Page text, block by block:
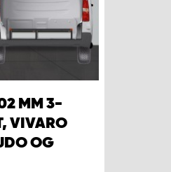
MM 3-
VIVARO
OG